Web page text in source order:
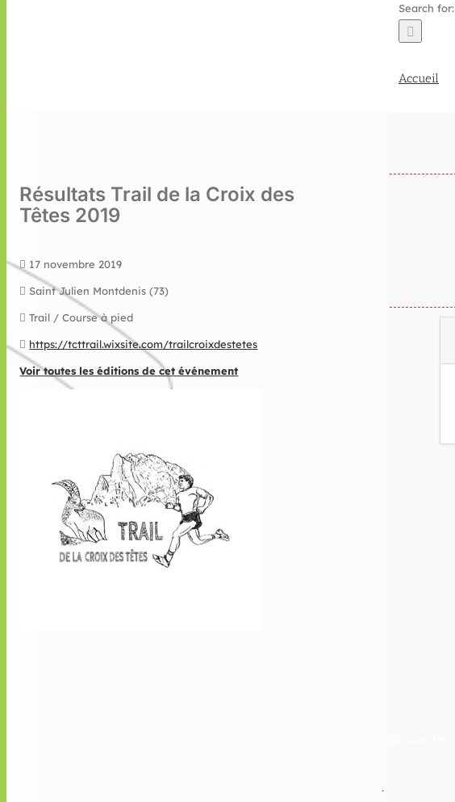
Search for:
Accueil
Résultats Trail de la Croix des
Têtes 2019
17 novembre 2019
Saint Julien Montdenis (73)
Trail / Course à pied
https://tcttrail.wixsite.com/trailcroixdestetes
Voir toutes les éditions de cet événement
.